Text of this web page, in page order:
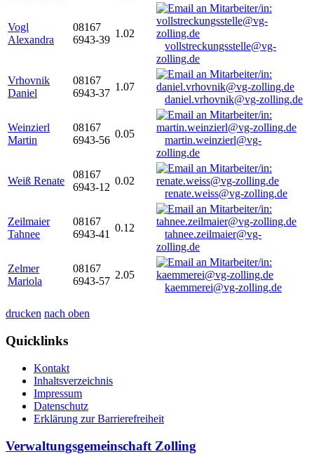
Vogl
Alexandra
08167
6943-39
1.02
vollstreckungsstelle@vg-
zolling.de
Vrhovnik
Daniel
08167
6943-37
1.07
daniel.vrhovnik@vg-zolling.de
Weinzierl
Martin
08167
6943-56
0.05
martin.weinzierl@vg-
zolling.de
Weiß Renate
08167
6943-12
0.02
renate.weiss@vg-zolling.de
Zeilmaier
Tahnee
08167
6943-41
0.12
tahnee.zeilmaier@vg-
zolling.de
Zelmer
Mariola
08167
6943-57
2.05
kaemmerei@vg-zolling.de
drucken nach oben
Quicklinks
Kontakt
Inhaltsverzeichnis
Impressum
Datenschutz
Erklärung zur Barrierefreiheit
Verwaltungsgemeinschaft Zolling